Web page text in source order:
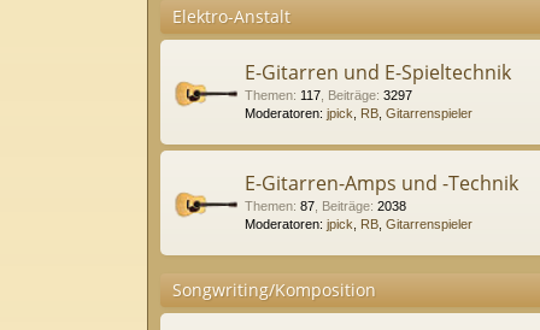
Elektro-Anstalt
E-Gitarren und E-Spieltechnik
Themen: 117 Beiträge: 3297
Moderatoren: jpick RB Gitarrenspieler
E-Gitarren-Amps und -Technik
Themen: 87 Beiträge: 2038
Moderatoren: jpick RB Gitarrenspieler
Songwriting/Komposition